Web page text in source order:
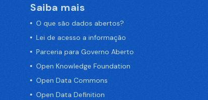
Saiba mais
O que são dados abertos?
Lei de acesso a informação
Parceria para Governo Aberto
Open Knowledge Foundation
Open Data Commons
Open Data Definition